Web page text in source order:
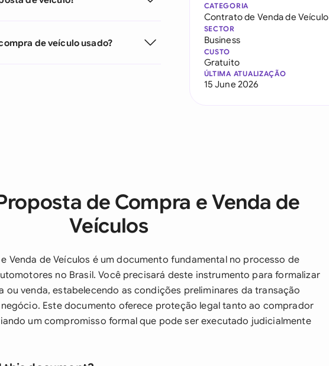
de veículo usado?
CATEGORIA
Contrato de Venda de Veículo
SECTOR
Business
CUSTO
Gratuito
ÚLTIMA ATUALIZAÇÃO
15 June 2026
de Compra e Venda de
Veículos
Venda de Veículos é um documento fundamental no processo de
no Brasil. Você precisará deste instrumento para formalizar
ou venda, estabelecendo as condições preliminares da transação
Este documento oferece proteção legal tanto ao comprador
um compromisso formal que pode ser executado judicialmente